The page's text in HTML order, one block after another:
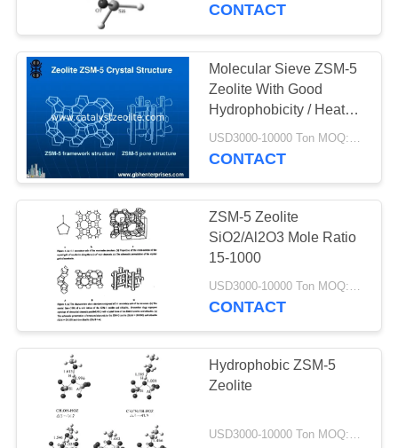
Saringan Molekul
Zeolit
Agen Desulfurisasi
44
CONTACT
Molecular Sieve ZSM-5
Zeolite With Good
Hydrophobicity / Heat
Resistance
CONTACT
ZSM-5 Zeolite
SiO2/Al2O3 Mole Ratio
15-1000
USD3000-10000 Ton MOQ:1 KG
CONTACT
Hydrophobic ZSM-5
Zeolite
USD3000-10000 Ton MOQ:1 KG